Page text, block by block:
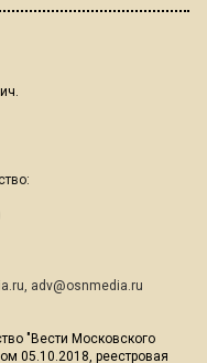
, adv@osnmedia.ru
"Вести Московского
05.10.2018, реестровая